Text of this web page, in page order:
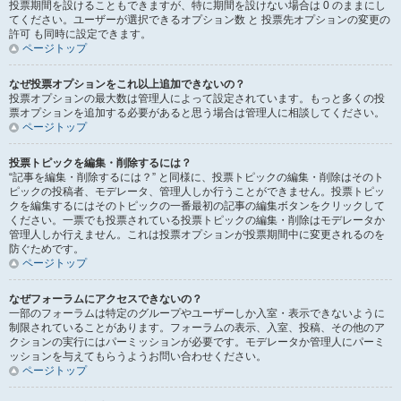
投票期間を設けることもできますが、特に期間を設けない場合は 0 のままにし
てください。ユーザーが選択できるオプション数 と 投票先オプションの変更の
許可 も同時に設定できます。
ページトップ
なぜ投票オプションをこれ以上追加できないの？
投票オプションの最大数は管理人によって設定されています。もっと多くの投
票オプションを追加する必要があると思う場合は管理人に相談してください。
ページトップ
投票トピックを編集・削除するには？
“記事を編集・削除するには？” と同様に、投票トピックの編集・削除はそのト
ピックの投稿者、モデレータ、管理人しか行うことができません。投票トピッ
クを編集するにはそのトピックの一番最初の記事の編集ボタンをクリックして
ください。一票でも投票されている投票トピックの編集・削除はモデレータか
管理人しか行えません。これは投票オプションが投票期間中に変更されるのを
防ぐためです。
ページトップ
なぜフォーラムにアクセスできないの？
一部のフォーラムは特定のグループやユーザーしか入室・表示できないように
制限されていることがあります。フォーラムの表示、入室、投稿、その他のア
クションの実行にはパーミッションが必要です。モデレータか管理人にパーミ
ッションを与えてもらうようお問い合わせください。
ページトップ